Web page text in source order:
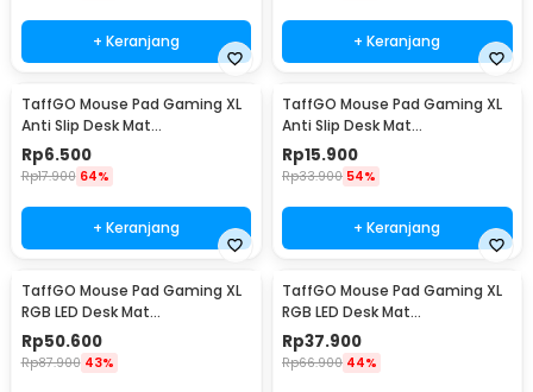
+ Keranjang + Keranjang
TaffGO Mouse Pad Gaming XL
Anti Slip Desk Mat
240x310x2mm Speed - LS
Rp6.500
Rp17.900 64%
+ Keranjang
TaffGO Mouse Pad Gaming XL
Anti Slip Desk Mat
300x800x2mm Control - LS
Rp15.900
Rp33.900 54%
+ Keranjang
TaffGO Mouse Pad Gaming XL
RGB LED Desk Mat
300x800x4mm
Rp50.600
Rp87.900 43%
TaffGO Mouse Pad Gaming XL
RGB LED Desk Mat
250x300x4mm
Rp37.900
Rp66.900 44%